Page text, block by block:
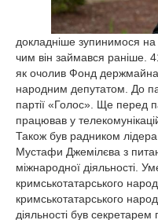
докладніше зупинимося
чим він займався раніше.
як очолив Фонд держмайна
народним депутатом. До
партії «Голос». Ще перед
працював у
Також був радником
Мустафи Джемілєва з
міжнародної діяльності.
кримськотатарського
кримськотатарського
діяльності був